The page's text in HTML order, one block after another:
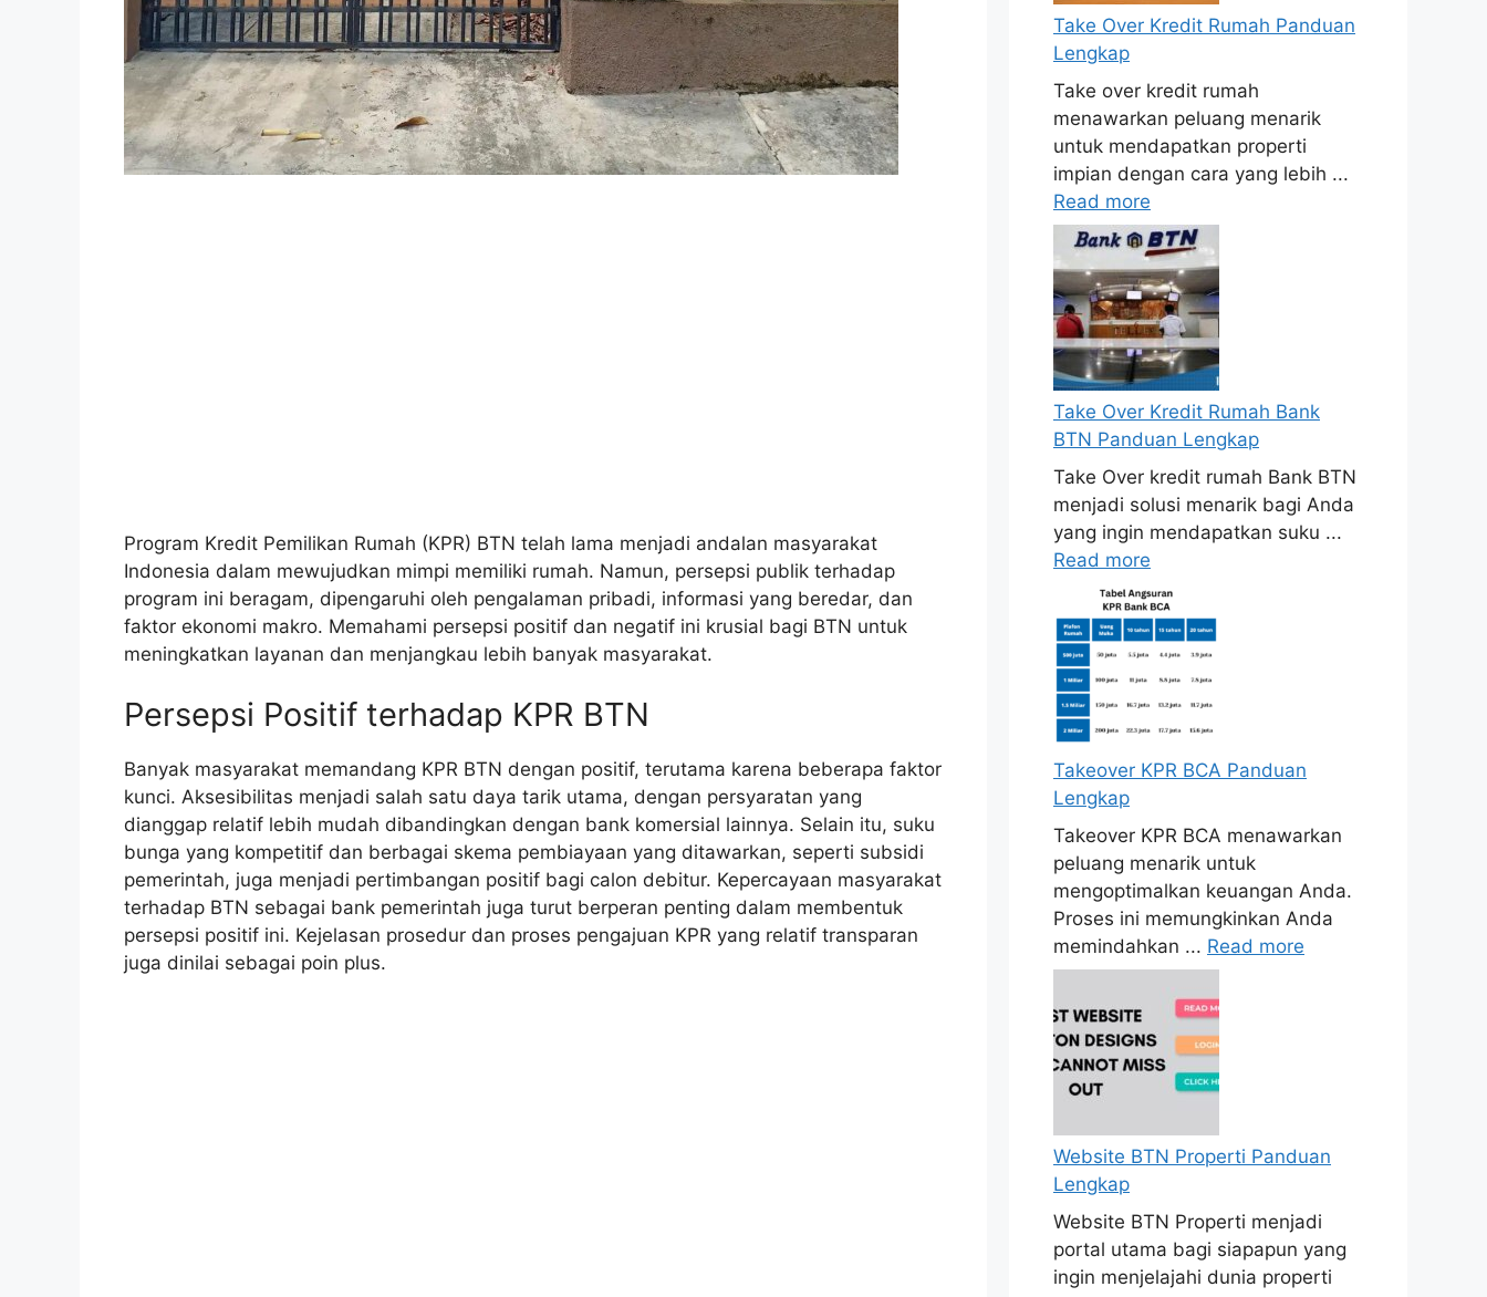
Program Kredit Pemilikan Rumah (KPR) BTN telah lama menjadi andalan masyarakat
Indonesia dalam mewujudkan mimpi memiliki rumah. Namun, persepsi publik terhadap
program ini beragam, dipengaruhi oleh pengalaman pribadi, informasi yang beredar, dan
faktor ekonomi makro. Memahami persepsi positif dan negatif ini krusial bagi BTN untuk
meningkatkan layanan dan menjangkau lebih banyak masyarakat.
Persepsi Positif terhadap KPR BTN
Banyak masyarakat memandang KPR BTN dengan positif, terutama karena beberapa faktor
kunci. Aksesibilitas menjadi salah satu daya tarik utama, dengan persyaratan yang
dianggap relatif lebih mudah dibandingkan dengan bank komersial lainnya. Selain itu, suku
bunga yang kompetitif dan berbagai skema pembiayaan yang ditawarkan, seperti subsidi
pemerintah, juga menjadi pertimbangan positif bagi calon debitur. Kepercayaan masyarakat
terhadap BTN sebagai bank pemerintah juga turut berperan penting dalam membentuk
persepsi positif ini. Kejelasan prosedur dan proses pengajuan KPR yang relatif transparan
juga dinilai sebagai poin plus.
Take Over Kredit Rumah Panduan
Lengkap
Take over kredit rumah
menawarkan peluang menarik
untuk mendapatkan properti
impian dengan cara yang lebih ...
Read more
Take Over Kredit Rumah Bank
BTN Panduan Lengkap
Take Over kredit rumah Bank BTN
menjadi solusi menarik bagi Anda
yang ingin mendapatkan suku ...
Read more
Takeover KPR BCA Panduan
Lengkap
Takeover KPR BCA menawarkan
peluang menarik untuk
mengoptimalkan keuangan Anda.
Proses ini memungkinkan Anda
memindahkan ... Read more
Website BTN Properti Panduan
Lengkap
Website BTN Properti menjadi
portal utama bagi siapapun yang
ingin menjelajahi dunia properti